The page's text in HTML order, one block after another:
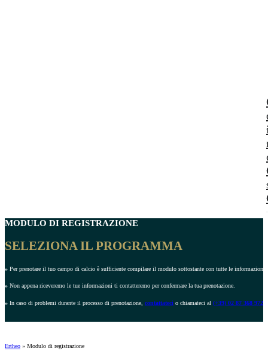
MODULO DI REGISTRAZIONE
SELEZIONA IL PROGRAMMA
» Per prenotare il tuo campo di calcio è sufficiente compilare il modulo sottostante con tutte le informazioni
» Non appena riceveremo le tue informazioni ti contatteremo per confermare la tua prenotazione.
» In caso di problemi durante il processo di prenotazione, contattateci o chiamateci al (+39) 02 87 368 972
Ertheo » Modulo di registrazione